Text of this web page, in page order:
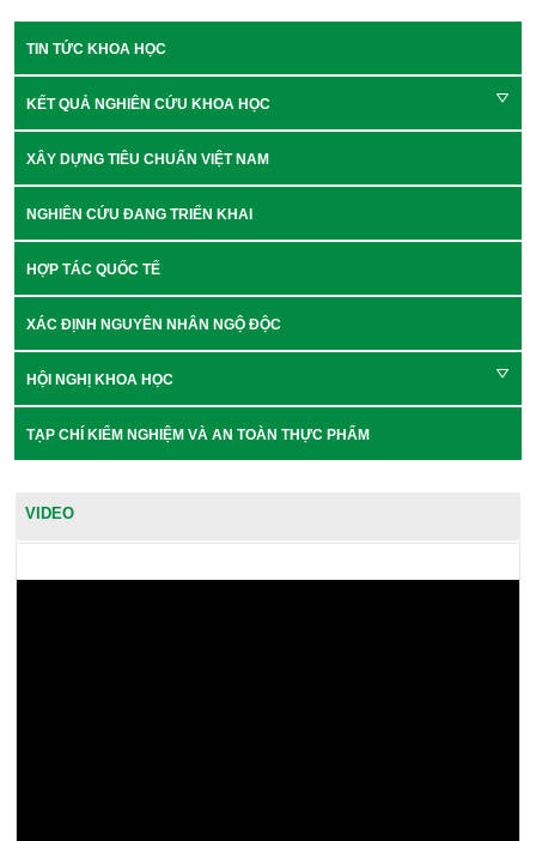
TIN TỨC KHOA HỌC
KẾT QUẢ NGHIÊN CỨU KHOA HỌC
XÂY DỰNG TIÊU CHUẨN VIỆT NAM
NGHIÊN CỨU ĐANG TRIỂN KHAI
HỢP TÁC QUỐC TẾ
XÁC ĐỊNH NGUYÊN NHÂN NGỘ ĐỘC
HỘI NGHỊ KHOA HỌC
TẠP CHÍ KIỂM NGHIỆM VÀ AN TOÀN THỰC PHẨM
VIDEO